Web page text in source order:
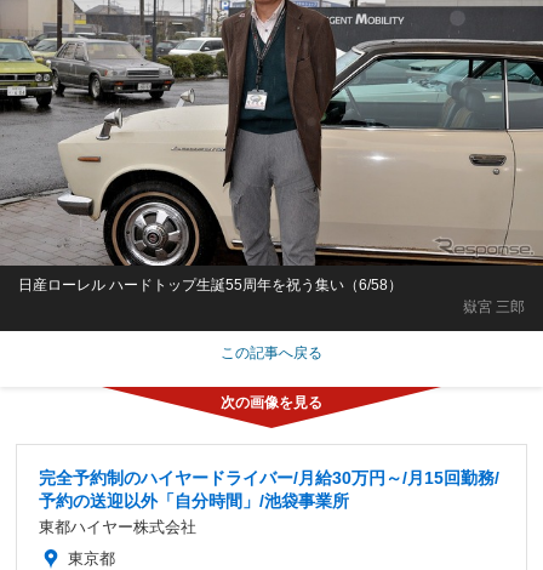
嶽宮 三郎
日産ローレル ハードトップ生誕55周年を祝う集い（6/58）
この記事へ戻る
完全予約制のハイヤードライバー/月給30万円～/月15回勤務/
予約の送迎以外「自分時間」/池袋事業所
東都ハイヤー株式会社
東京都